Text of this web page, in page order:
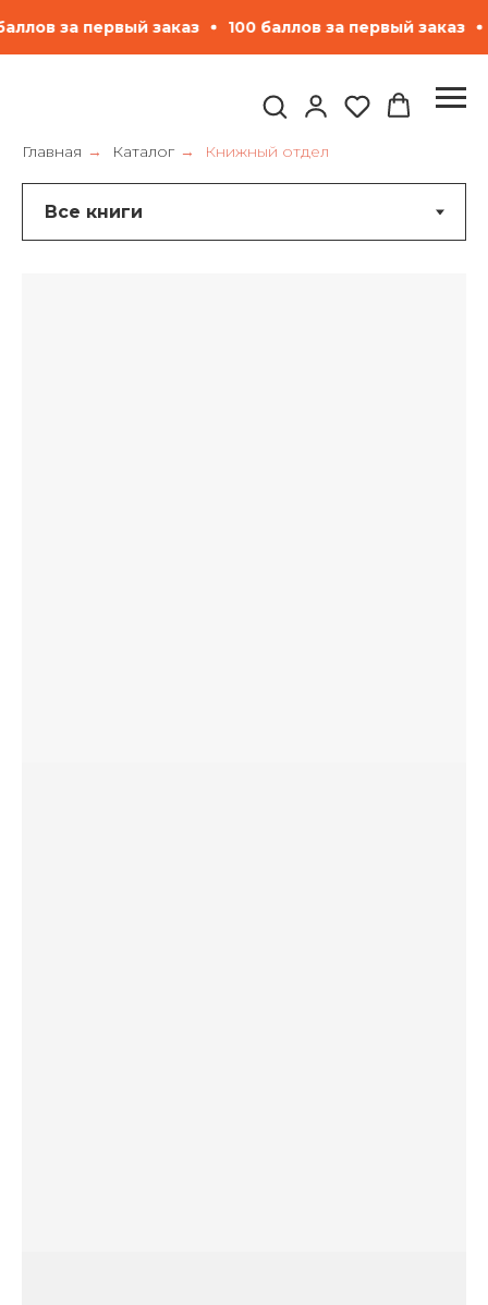
100 баллов за первый заказ 100 баллов за первый
Главная → Каталог → Книжный отдел